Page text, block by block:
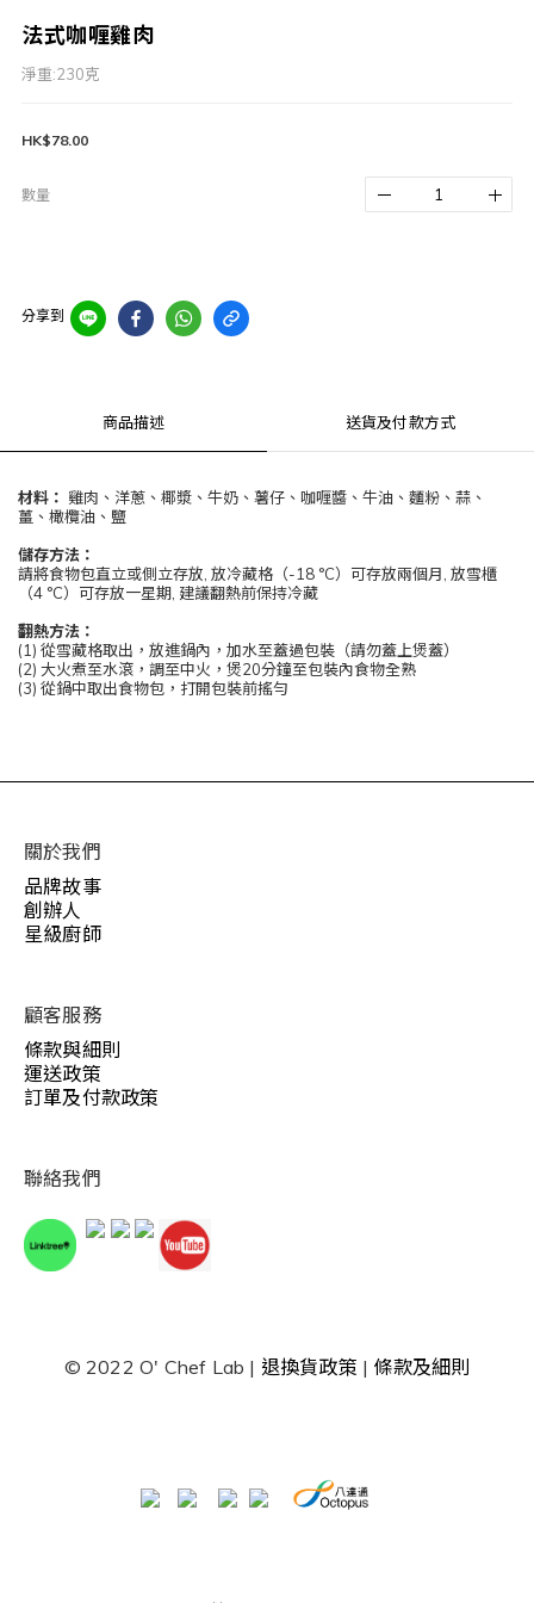
法式咖喱雞肉
淨重:230克
HK$78.00
數量
分享到
商品描述 送貨及付款方式
材料： 雞肉、洋蔥、椰漿、牛奶、薯仔、咖喱醬、牛油、麵粉、蒜、
薑、橄欖油、鹽
儲存方法：
請將食物包直立或側立存放, 放冷藏格（-18 °C）可存放兩個月, 放雪櫃
（4 °C）可存放一星期, 建議翻熱前保持冷藏
翻熱方法：
(1) 從雪藏格取出，放進鍋內，加水至蓋過包裝（請勿蓋上煲蓋）
(2) 大火煮至水滾，調至中火，煲20分鐘至包裝內食物全熟
(3) 從鍋中取出食物包，打開包裝前搖勻
關於我們
品牌故事
創辦人
星級廚師
顧客服務
條款與細則
運送政策
訂單及付款政策
聯絡我們
© 2022 O' Chef Lab | 退換貨政策 | 條款及細則